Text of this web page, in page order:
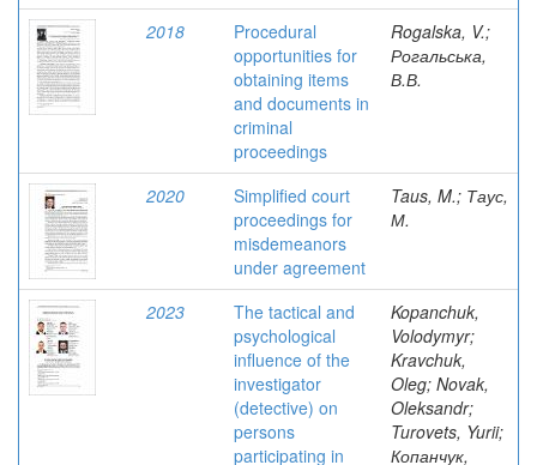
2018
Procedural
opportunities for
obtaining items
and documents in
criminal
proceedings
Rogalska, V.;
Рогальська,
В.В.
2020
Simplified court
proceedings for
misdemeanors
under agreement
Taus, M.; Таус,
М.
2023
The tactical and
psychological
influence of the
investigator
(detective) on
persons
participating in
Kopanchuk,
Volodymyr;
Kravchuk,
Oleg; Novak,
Oleksandr;
Turovets, Yurii;
Копанчук,